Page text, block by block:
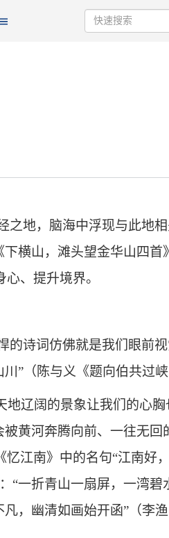
地，脑海中浮现与此地
横山，滩头望金华山四首
、提升境界。
诗词仿佛就是我们眼前
”（陈与义《题向伯共过峡
辽阔的景象让我们的心
黄河奔腾向前、一往无回
江南》中的名句“江南好
“一折青山一扇屏，一湾碧
，幽清如画始开函”（李渔